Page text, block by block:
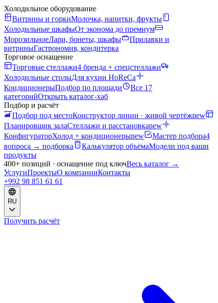
Холодильное оборудование
Витрины и горкиМолочка, напитки, фрукты
Холодильные шкафыОт эконома до премиум
МорозильноеЛари, бонеты, шкафы
Прилавки и
витриныГастрономия, кондитерка
Торговое оснащение
Торговые стеллажи4 бренда + спецстеллажи
Холодильные столыДля кухни HoReCa
КондиционерыПодбор по площади
Все 17
категорийОткрыть каталог-хаб
Подбор и расчёт
Подбор под местоКонструктор линии · живой чертёжnew
Планировщик залаСтеллажи и расстановкаnew
КонфигураторХолод + кондиционерыnew Мастер подбора4
вопроса → подборка
Калькулятор объёмаМодели под ваши
продукты
400+ позиций · оснащение под ключВесь каталог →
УслугиПроектыО компанииКонтакты
+992 98 851 61 61
RU
Получить расчёт